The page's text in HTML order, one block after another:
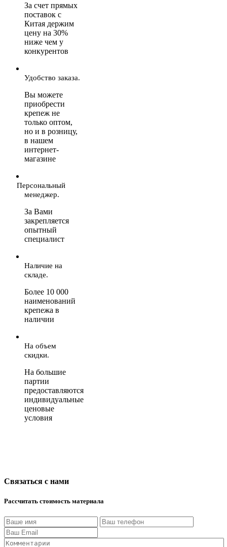
За счет прямых
поставок с
Китая держим
цену на 30%
ниже чем у
конкурентов
Удобство заказа.
Вы можете
приобрести
крепеж не
только оптом,
но и в розницу,
в нашем
интернет-
магазине
Персональный
менеджер.
За Вами
закрепляется
опытный
специалист
Наличие на
складе.
Более 10 000
наименований
крепежа в
наличии
На объем
скидки.
На большие
партии
предоставляются
индивидуальные
ценовые
условия
Связаться с нами
Рассчитать стоимость материала